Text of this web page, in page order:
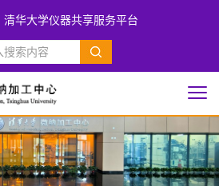
清华大学仪器共享服务平台